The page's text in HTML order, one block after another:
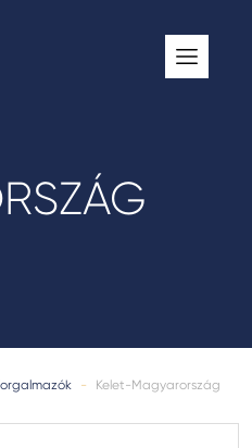
- Kelet-Magyarország
RENDSZER